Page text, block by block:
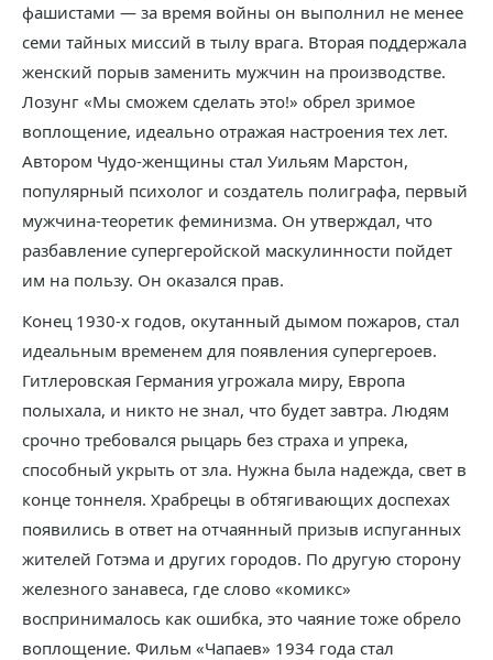
фашистами — за время войны он выполнил не менее
семи тайных миссий в тылу врага. Вторая поддержала
женский порыв заменить мужчин на производстве.
Лозунг «Мы сможем сделать это!» обрел зримое
воплощение, идеально отражая настроения тех лет.
Автором Чудо-женщины стал Уильям Марстон,
популярный психолог и создатель полиграфа, первый
мужчина-теоретик феминизма. Он утверждал, что
разбавление супергеройской маскулинности пойдет
им на пользу. Он оказался прав.
Конец 1930-х годов, окутанный дымом пожаров, стал
идеальным временем для появления супергероев.
Гитлеровская Германия угрожала миру, Европа
полыхала, и никто не знал, что будет завтра. Людям
срочно требовался рыцарь без страха и упрека,
способный укрыть от зла. Нужна была надежда, свет в
конце тоннеля. Храбрецы в обтягивающих доспехах
появились в ответ на отчаянный призыв испуганных
жителей Готэма и других городов. По другую сторону
железного занавеса, где слово «комикс»
воспринималось как ошибка, это чаяние тоже обрело
воплощение. Фильм «Чапаев» 1934 года стал